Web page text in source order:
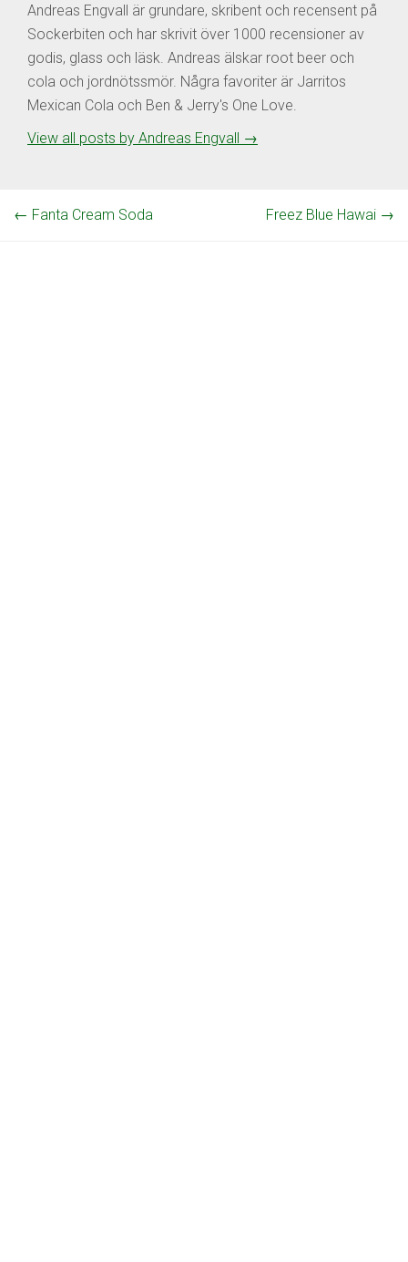
Andreas Engvall är grundare, skribent och recensent på
Sockerbiten och har skrivit över 1000 recensioner av
godis, glass och läsk. Andreas älskar root beer och
cola och jordnötssmör. Några favoriter är Jarritos
Mexican Cola och Ben & Jerry's One Love.
View all posts by Andreas Engvall →
← Fanta Cream Soda Freez Blue Hawai →